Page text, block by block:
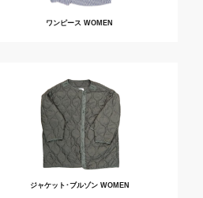
ワンピース WOMEN
ジャケット･ブルゾン WOMEN